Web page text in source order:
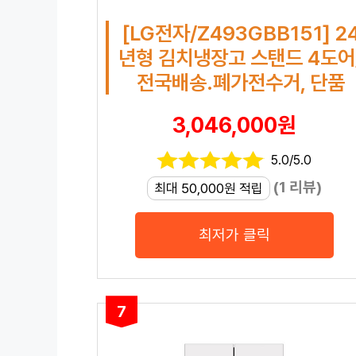
[LG전자/Z493GBB151]
년형 김치냉장고 스탠드 4도
전국배송.폐가전수거, 단품
3,046,000원
5.0/5.0
최대 50,000원 적립 (1 리뷰)
최저가 클릭
7